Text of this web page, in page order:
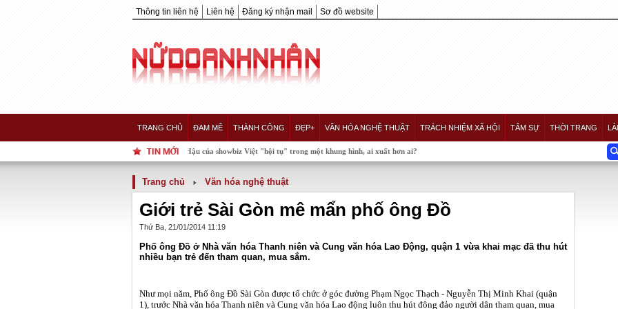
Thông tin liên hệ Liên hệ Đăng ký nhận mail Sơ đồ website
TRANG CHỦ ĐAM MÊ THÀNH CÔNG ĐẸP+ VĂN HÓA NGHỆ THUẬT TRÁCH NHIỆM XÃ HỘI TÂM SỰ THỜI TRANG
Khoảnh khắc 5 nàng Hậu của showbiz Việt "hội tụ" trong một khung hình, ai xuất hơn ai?
Trang chủ Văn hóa nghệ thuật
Giới trẻ Sài Gòn mê mẩn phố ông Đồ
Thứ Ba, 21/01/2014 11:19
Phố ông Đồ ở Nhà văn hóa Thanh niên và Cung văn hóa Lao Động, quận 1 vừa khai mạc đã thu hút
nhiều bạn trẻ đến tham quan, mua sắm.
Như mọi năm, Phố ông Đồ Sài Gòn được tổ chức ở góc đường Phạm Ngọc Thạch - Nguyễn Thị Minh Khai (quận
1), trước Nhà văn hóa Thanh niên và Cung văn hóa Lao động luôn thu hút đông đảo người dân tham quan, mua